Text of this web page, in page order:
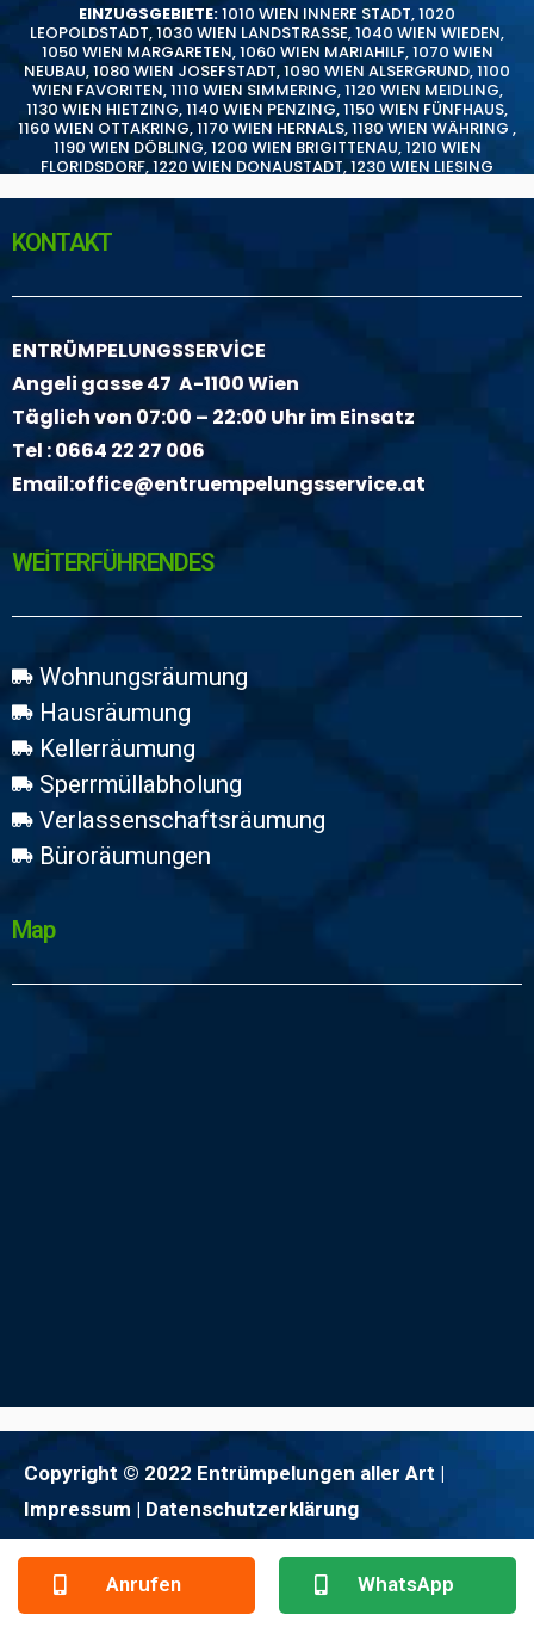
EINZUGSGEBIETE:1010 WIEN INNERE STADT,1020
LEOPOLDSTADT,1030 WIEN LANDSTRASSE,1040 WIEN WIEDEN,
1050 WIEN MARGARETEN,1060 WIEN MARIAHILF,1070 WIEN
NEUBAU,1080 WIEN JOSEFSTADT,1090 WIEN ALSERGRUND,1100
WIEN FAVORITEN,1110 WIEN SIMMERING,1120 WIEN MEIDLING,
1130 WIEN HIETZING,1140 WIEN PENZING,1150 WIEN FÜNFHAUS,
1160 WIEN OTTAKRING,1170 WIEN HERNALS,1180 WIEN WÄHRING ,
1190 WIEN DÖBLING,1200 WIEN BRIGITTENAU,1210 WIEN
FLORIDSDORF,1220 WIEN DONAUSTADT,1230 WIEN LIESING
KONTAKT
ENTRÜMPELUNGSSERVİCE
Angeli gasse 47 A-1100 Wien
Täglich von 07:00 – 22:00 Uhr im Einsatz
Tel :0664 22 27 006
Email:office@entruempelungsservice.at
WEİTERFÜHRENDES
Wohnungsräumung
Hausräumung
Kellerräumung
Sperrmüllabholung
Verlassenschaftsräumung
Büroräumungen
Map
Copyright © 2022 Entrümpelungen aller Art |
Impressum | Datenschutzerklärung
Anrufen WhatsApp